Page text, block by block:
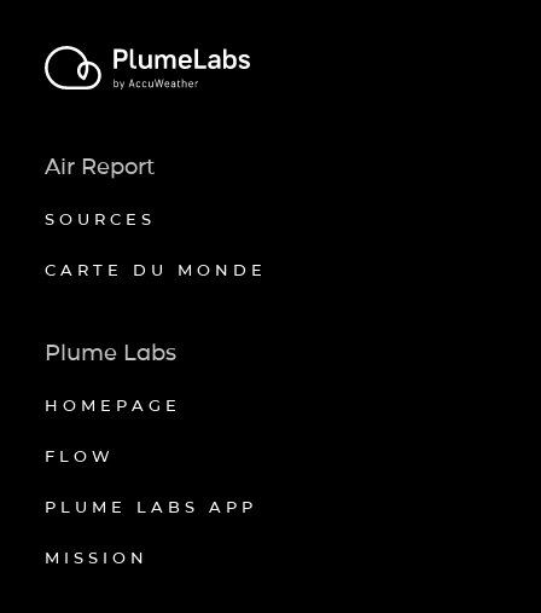
Air Report
SOURCES
CARTE DU MONDE
Plume Labs
HOMEPAGE
FLOW
PLUME LABS APP
MISSION